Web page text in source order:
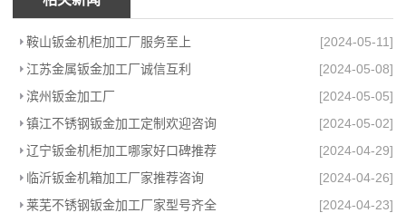
鞍山钣金机柜加工厂服务至上
[2024-05-11]
江苏金属钣金加工厂诚信互利
[2024-05-08]
滨州钣金加工厂
[2024-05-05]
镇江不锈钢钣金加工定制欢迎咨询
[2024-05-02]
辽宁钣金机柜加工哪家好口碑推荐
[2024-04-29]
临沂钣金机箱加工厂家推荐咨询
[2024-04-26]
莱芜不锈钢钣金加工厂家型号齐全
[2024-04-23]